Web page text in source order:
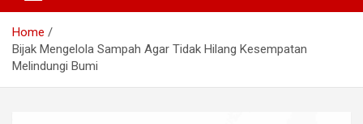
Home
Bijak Mengelola Sampah Agar Tidak Hilang Kesempatan
Melindungi Bumi